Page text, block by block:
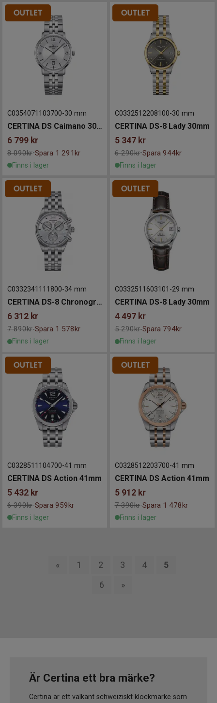
C0354071103700-30 mm
CERTINA DS Caimano 30mm
6 799 kr
8 090kr-Spara 1 291kr
Finns i lager
C0332512208100-30 mm
CERTINA DS-8 Lady 30mm
5 347 kr
6 290kr-Spara 944kr
Finns i lager
C0332341111800-34 mm
CERTINA DS-8 Chronograph 34mm
6 312 kr
7 890kr-Spara 1 578kr
Finns i lager
C0332511603101 -29 mm
CERTINA DS-8 Lady 30mm
4 497 kr
5 290kr-Spara 794kr
Finns i lager
C0328511104700-41 mm
CERTINA DS Action 41mm
5 432 kr
6 390kr-Spara 959kr
Finns i lager
C0328512203700-41 mm
CERTINA DS Action 41mm
5 912 kr
7 390kr-Spara 1 478kr
Finns i lager
« 1 2 3 4
5
6
»
Är Certina ett bra märke?
Certina är ett välkänt schweiziskt klockmärke som